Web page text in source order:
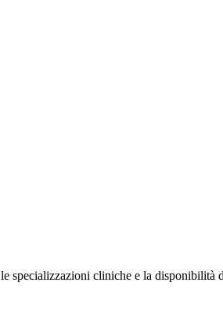
specializzazioni cliniche e la disponibilità